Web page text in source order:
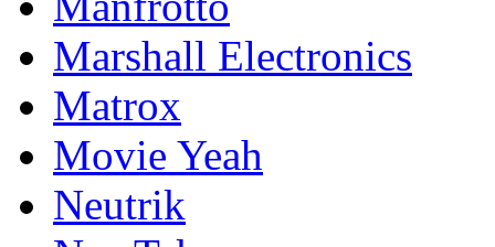
Marshall Electronics
Matrox
Movie Yeah
Neutrik